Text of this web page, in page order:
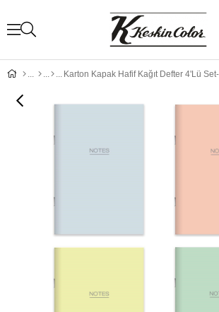
Karton Kapak Hafif Kağıt Defter 4'Lü